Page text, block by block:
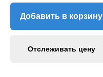
Добавить в корзину
Отслеживать цену